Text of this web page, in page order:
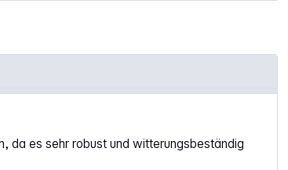
da es sehr robust und witterungsbeständig